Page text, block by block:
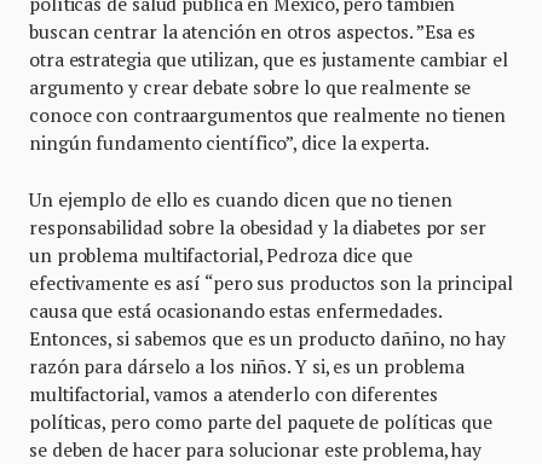
buscan centrar la atención en otros aspectos. ”Esa es
otra estrategia que utilizan, que es justamente cambiar el
argumento y crear debate sobre lo que realmente se
conoce con contraargumentos que realmente no tienen
ningún fundamento científico”, dice la experta.
Un ejemplo de ello es cuando dicen que no tienen
responsabilidad sobre la obesidad y la diabetes por ser
un problema multifactorial, Pedroza dice que
efectivamente es así “pero sus productos son la principal
causa que está ocasionando estas enfermedades.
Entonces, si sabemos que es un producto dañino, no hay
razón para dárselo a los niños. Y si, es un problema
multifactorial, vamos a atenderlo con diferentes
políticas, pero como parte del paquete de políticas que
se deben de hacer para solucionar este problema, hay